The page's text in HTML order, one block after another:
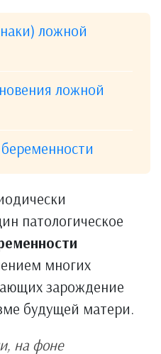
ложной
ложной
патологическое
многих
зарождение
будущей матери.
на фоне